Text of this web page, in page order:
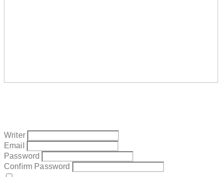
Writer
Email
Password
Confirm Password